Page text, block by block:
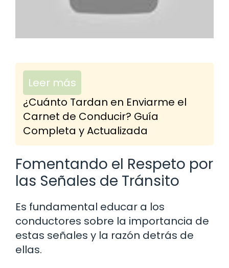
Leer más
¿Cuánto Tardan en Enviarme el
Carnet de Conducir? Guía
Completa y Actualizada
Fomentando el Respeto por
las Señales de Tránsito
Es fundamental educar a los
conductores sobre la importancia de
estas señales y la razón detrás de
ellas.